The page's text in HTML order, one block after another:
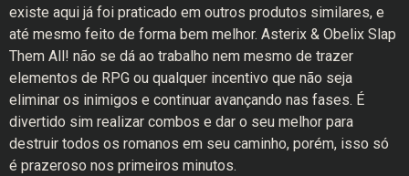
existe aqui já foi praticado em outros produtos similares, e
até mesmo feito de forma bem melhor. Asterix & Obelix Slap
Them All! não se dá ao trabalho nem mesmo de trazer
elementos de RPG ou qualquer incentivo que não seja
eliminar os inimigos e continuar avançando nas fases. É
divertido sim realizar combos e dar o seu melhor para
destruir todos os romanos em seu caminho, porém, isso só
é prazeroso nos primeiros minutos.